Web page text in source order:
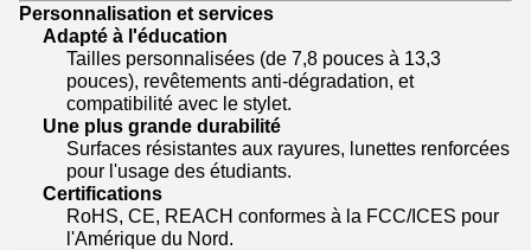
Personnalisation et services
Adapté à l'éducation
Tailles personnalisées (de 7,8 pouces à 13,3
pouces), revêtements anti-dégradation, et
compatibilité avec le stylet.
Une plus grande durabilité
Surfaces résistantes aux rayures, lunettes renforcées
pour l'usage des étudiants.
Certifications
RoHS, CE, REACH conformes à la FCC/ICES pour
l'Amérique du Nord.